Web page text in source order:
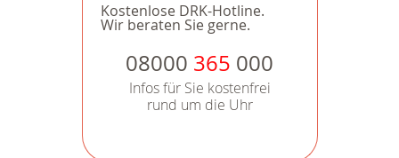
Kostenlose DRK-Hotline.
Wir beraten Sie gerne.
08000 365 000
Infos für Sie kostenfrei
rund um die Uhr